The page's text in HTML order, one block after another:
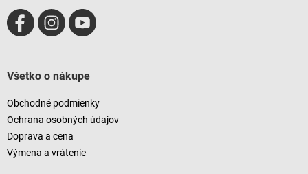
Všetko o nákupe
Obchodné podmienky
Ochrana osobných údajov
Doprava a cena
Výmena a vrátenie